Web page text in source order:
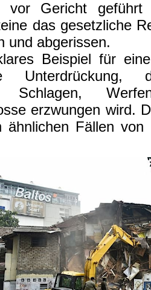
vor Gericht
das gesetzliche
und abgerissen.
Beispiel für
Schlagen,
erzwungen wird.
ähnlichen Fällen